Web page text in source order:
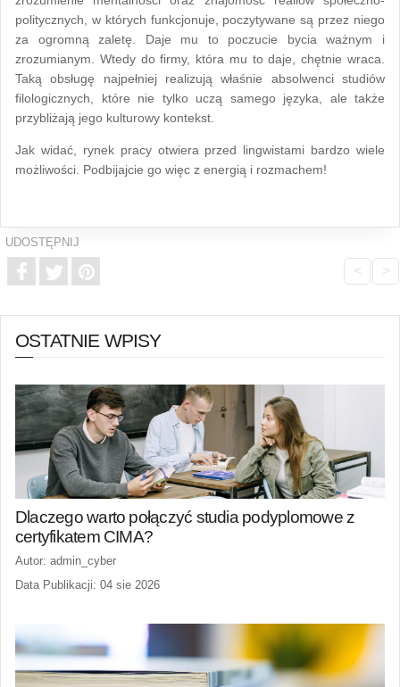
politycznych, w których funkcjonuje, poczytywane są przez niego
za ogromną zaletę. Daje mu to poczucie bycia ważnym i
zrozumianym. Wtedy do firmy, która mu to daje, chętnie wraca.
Taką obsługę najpełniej realizują właśnie absolwenci studiów
filologicznych, które nie tylko uczą samego języka, ale także
przybliżają jego kulturowy kontekst.
Jak widać, rynek pracy otwiera przed lingwistami bardzo wiele
możliwości. Podbijajcie go więc z energią i rozmachem!
UDOSTĘPNIJ
< >
OSTATNIE WPISY
Dlaczego warto połączyć studia podyplomowe z
certyfikatem CIMA?
Autor: admin_cyber
Data Publikacji: 04 sie 2026